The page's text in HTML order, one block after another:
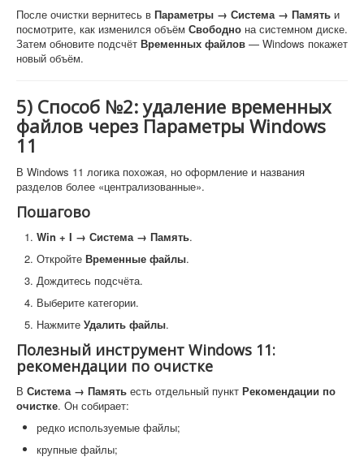
После очистки вернитесь в Параметры → Система → Память и
посмотрите, как изменился объём Свободно на системном диске.
Затем обновите подсчёт Временных файлов — Windows покажет
новый объём.
5) Способ №2: удаление временных
файлов через Параметры Windows
11
В Windows 11 логика похожая, но оформление и названия
разделов более «централизованные».
Пошагово
Win + I → Система → Память.
Откройте Временные файлы.
Дождитесь подсчёта.
Выберите категории.
Нажмите Удалить файлы.
Полезный инструмент Windows 11:
рекомендации по очистке
В Система → Память есть отдельный пункт Рекомендации по
очистке. Он собирает:
редко используемые файлы;
крупные файлы;